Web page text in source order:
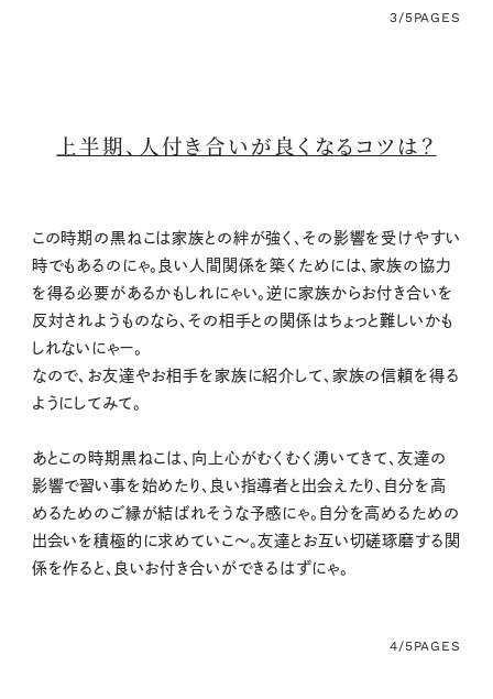
3/5PAGES
上半期、人付き合いが良くなるコツは？
この時期の黒ねこは家族との絆が強く、その影響を受けやすい
時でもあるのにゃ。良い人間関係を築くためには、家族の協力
を得る必要があるかもしれにゃい。逆に家族からお付き合いを
反対されようものなら、その相手との関係はちょっと難しいかも
しれないにゃー。
なので、お友達やお相手を家族に紹介して、家族の信頼を得る
ようにしてみて。
あとこの時期黒ねこは、向上心がむくむく湧いてきて、友達の
影響で習い事を始めたり、良い指導者と出会えたり、自分を高
めるためのご縁が結ばれそうな予感にゃ。自分を高めるための
出会いを積極的に求めていこ〜。友達とお互い切磋琢磨する関
係を作ると、良いお付き合いができるはずにゃ。
4/5PAGES